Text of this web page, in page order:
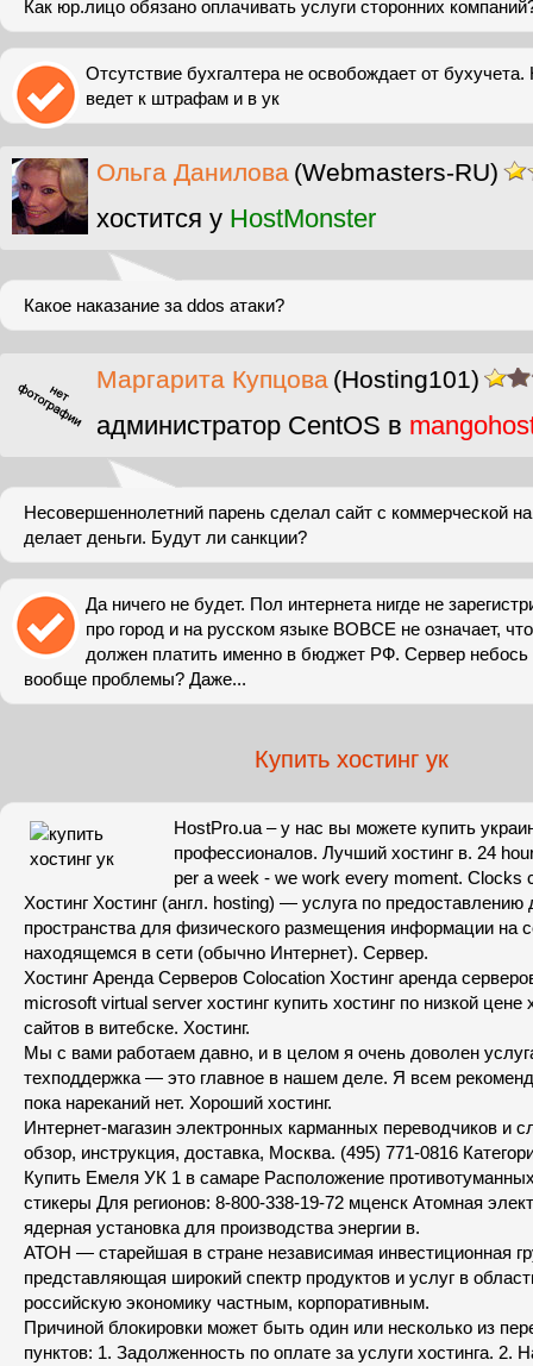
Как юр.лицо обязано оплачивать услуги сторонних
Отсутствие бухгалтера не освобождает от бухучета.
ведет к штрафам и в ук
Ольга Данилова (Webmasters-RU)
хостится у HostMonster
Какое наказание за ddos атаки?
Маргарита Купцова (Hosting101)
администратор CentOS в
Несовершеннолетний парень сделал сайт с коммерческой
делает деньги. Будут ли санкции?
Да ничего не будет. Пол интернета нигде не
про город и на русском языке ВОВСЕ не означает,
должен платить именно в бюджет РФ. Сервер небось
вообще проблемы? Даже...
Купить хостинг ук
HostPro.ua – у нас вы можете купить
профессионалов. Лучший хостинг в. 24
per a week - we work every moment. Clocks
Хостинг Хостинг (англ. hosting) — услуга по предоставлению
пространства для физического размещения информации на
находящемся в сети (обычно Интернет). Сервер.
Хостинг Аренда Серверов Colocation Хостинг аренда
microsoft virtual server хостинг купить хостинг по низкой цене
сайтов в витебске. Хостинг.
Мы с вами работаем давно, и в целом я очень доволен
техподдержка — это главное в нашем деле. Я всем
пока нареканий нет. Хороший хостинг.
Интернет-магазин электронных карманных переводчиков и
обзор, инструкция, доставка, Москва. (495) 771-0816
Купить Емеля УК 1 в самаре Расположение
стикеры Для регионов: 8-800-338-19-72 мценск Атомная
ядерная установка для производства энергии в.
АТОН — старейшая в стране независимая инвестиционная
представляющая широкий спектр продуктов и услуг в
российскую экономику частным, корпоративным.
Причиной блокировки может быть один или несколько из
пунктов: 1. Задолженность по оплате за услуги хостинга. 2.